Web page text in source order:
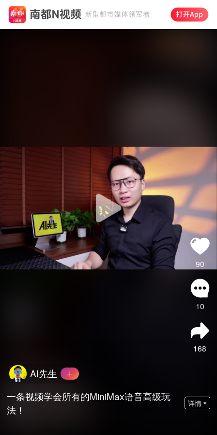
90
10
168
AI先生
一条视频学会所有的MiniMax语音高级玩
法！
详情